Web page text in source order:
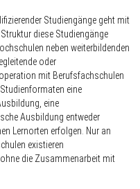
Studiengänge geht mit
diese Studiengänge
neben weiterbildenden
oder
mit Berufsfachschulen
eine
eine
Ausbildung entweder
Lernorten erfolgen. Nur an
existieren
die Zusammenarbeit mit